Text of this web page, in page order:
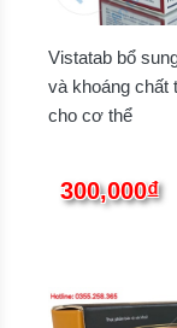
Vistatab bổ
và khoáng chất
cho cơ thể
300,000₫